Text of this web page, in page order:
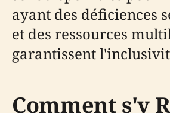
ayant des déficiences
et des ressources
garantissent
Comment s'y